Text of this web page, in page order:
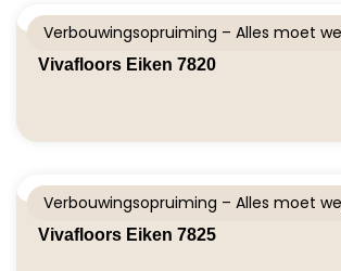
Verbouwingsopruiming – Alles moet
Vivafloors Eiken 7820
Verbouwingsopruiming – Alles moet
Vivafloors Eiken 7825